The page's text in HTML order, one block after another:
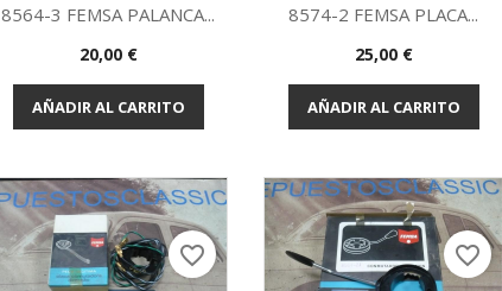
Vista rápida
8564-3 FEMSA PALANCA...
Precio
20,00 €
AÑADIR AL CARRITO
Vista rápida
8574-2 FEMSA PLACA...
Precio
25,00 €
AÑADIR AL CARRITO
favorite_border favorite_border